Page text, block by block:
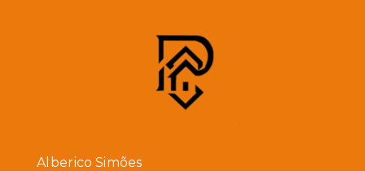
Alberico Simões